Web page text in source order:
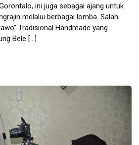
ini juga sebagai ajang untuk
melalui berbagai lomba. Salah
Tradisional Handmade yang
Bele […]